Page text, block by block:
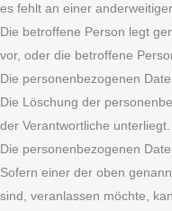
es fehlt an einer
Die betroffene Person legt
vor, oder die betroffene
Die personenbezogenen
Die Löschung der
der Verantwortliche unterliegt.
Die personenbezogenen
Sofern einer der oben
sind, veranlassen möchte,